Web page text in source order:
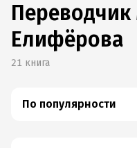
Елифёрова
21 книга
По популярности